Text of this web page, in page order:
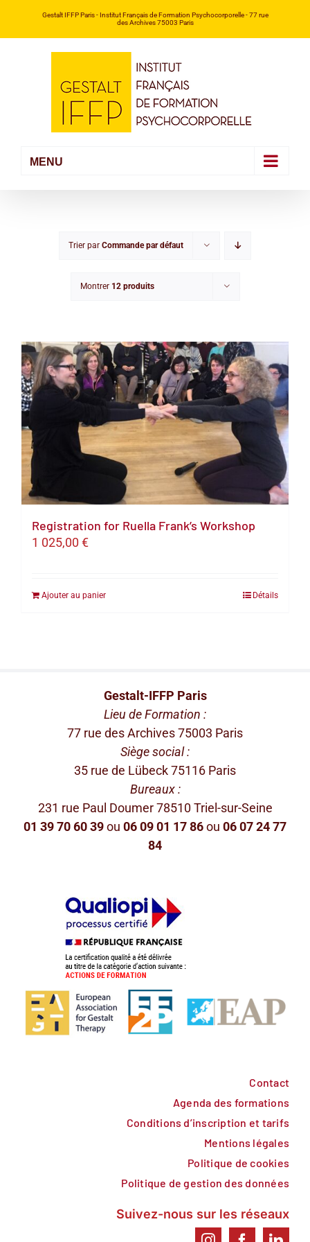
Gestalt IFFP Paris- Institut Français de Formation Psychocorporelle -77 rue
des Archives 75003 Paris
Trier par Commande par défaut
Montrer 12 produits
Registration for Ruella Frank’s Workshop
1 025,00 €
Ajouter au panier Détails
Gestalt-IFFP Paris
Lieu de Formation :
77 rue des Archives 75003 Paris
Siège social :
35 rue de Lübeck 75116 Paris
Bureaux :
231 rue Paul Doumer 78510 Triel-sur-Seine
01 39 70 60 39ou 06 09 01 17 86ou 06 07 24 77
84
Contact
Agenda des formations
Conditions d’inscription et tarifs
Mentions légales
Politique de cookies
Politique de gestion des données
Suivez-nous sur les réseaux